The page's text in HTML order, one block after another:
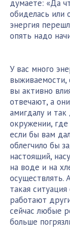
думаете: «Да
обиделась или
энергия
опять надо
У вас много
выживаемости,
вы активно
отвечают, а
амигдалу и
окружении, где
если бы вам
облегчило бы
настоящий,
на воде и на
осуществлять.
такая
работают
сейчас любые
больше